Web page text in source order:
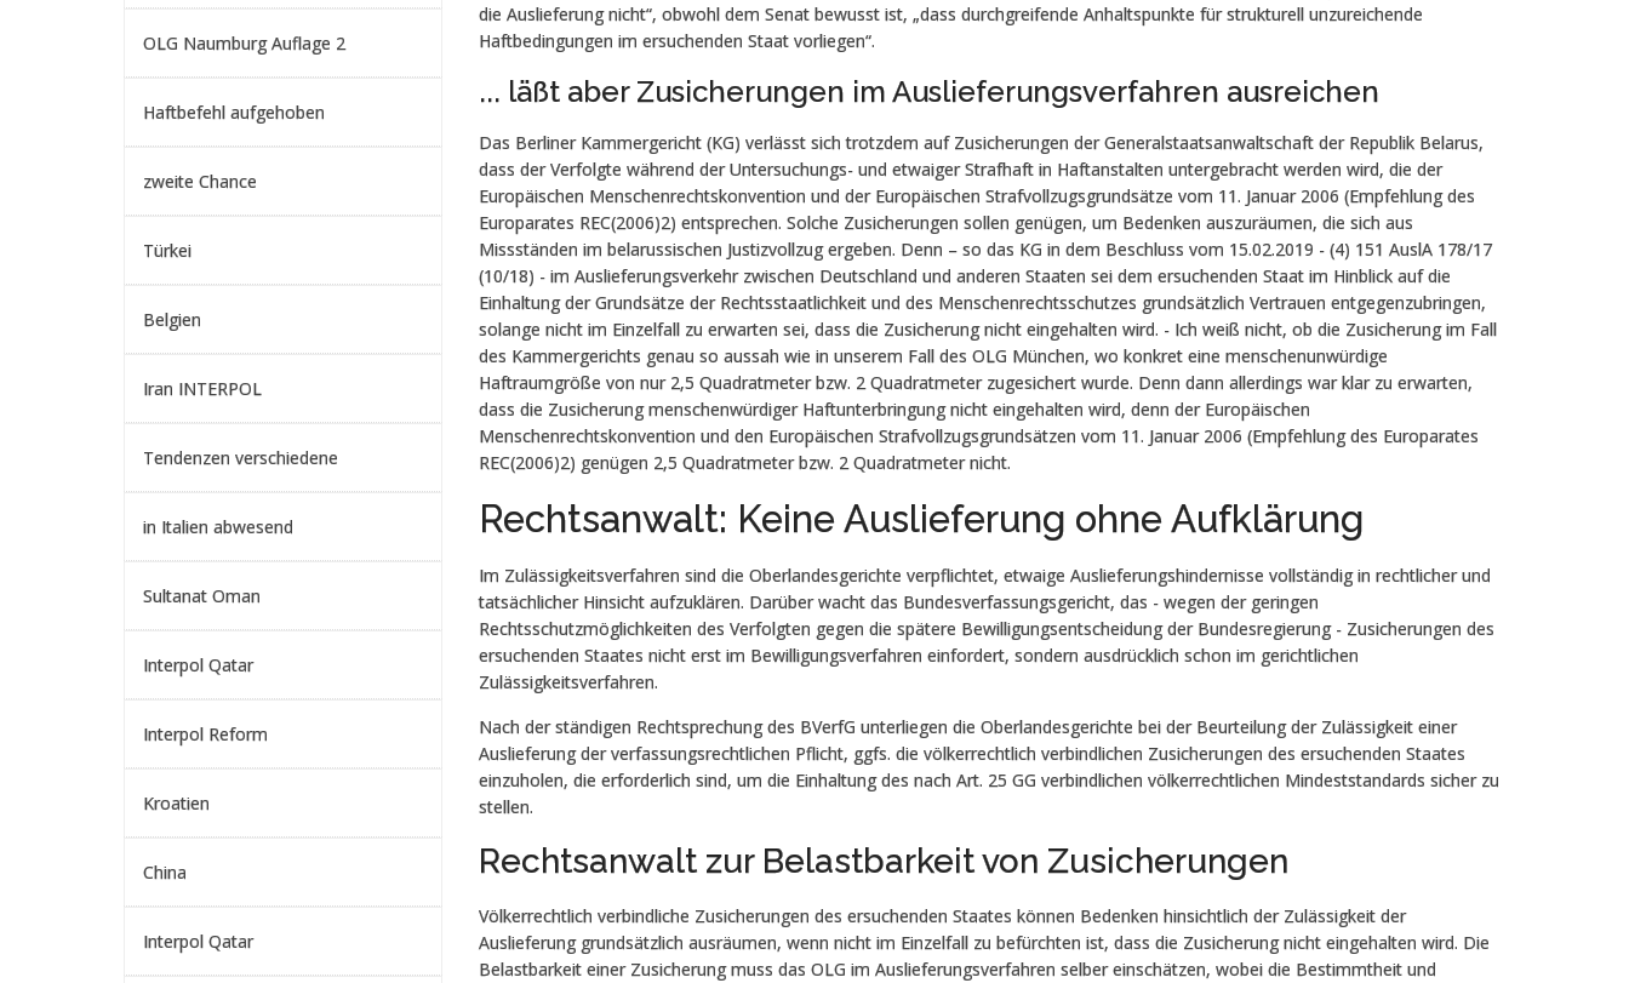
OLG Naumburg Auflage 2
Haftbefehl aufgehoben
zweite Chance
Türkei
Belgien
Iran INTERPOL
Tendenzen verschiedene
in Italien abwesend
Sultanat Oman
Interpol Qatar
Interpol Reform
Kroatien
China
Interpol Qatar
die Auslieferung nicht“, obwohl dem Senat bewusst ist, „dass durchgreifende Anhaltspunkte für strukturell unzureichende
Haftbedingungen im ersuchenden Staat vorliegen“.
... läßt aber Zusicherungen im Auslieferungsverfahren ausreichen
Das Berliner Kammergericht (KG) verlässt sich trotzdem auf Zusicherungen der Generalstaatsanwaltschaft der Republik Belarus,
dass der Verfolgte während der Untersuchungs- und etwaiger Strafhaft in Haftanstalten untergebracht werden wird, die der
Europäischen Menschenrechtskonvention und der Europäischen Strafvollzugsgrundsätze vom 11. Januar 2006 (Empfehlung des
Europarates REC(2006)2) entsprechen. Solche Zusicherungen sollen genügen, um Bedenken auszuräumen, die sich aus
Missständen im belarussischen Justizvollzug ergeben. Denn – so das KG in dem Beschluss vom 15.02.2019 - (4) 151 AuslA 178/17
(10/18) - im Auslieferungsverkehr zwischen Deutschland und anderen Staaten sei dem ersuchenden Staat im Hinblick auf die
Einhaltung der Grundsätze der Rechtsstaatlichkeit und des Menschenrechtsschutzes grundsätzlich Vertrauen entgegenzubringen,
solange nicht im Einzelfall zu erwarten sei, dass die Zusicherung nicht eingehalten wird. - Ich weiß nicht, ob die Zusicherung im Fall
des Kammergerichts genau so aussah wie in unserem Fall des OLG München, wo konkret eine menschenunwürdige
Haftraumgröße von nur 2,5 Quadratmeter bzw. 2 Quadratmeter zugesichert wurde. Denn dann allerdings war klar zu erwarten,
dass die Zusicherung menschenwürdiger Haftunterbringung nicht eingehalten wird, denn der Europäischen
Menschenrechtskonvention und den Europäischen Strafvollzugsgrundsätzen vom 11. Januar 2006 (Empfehlung des Europarates
REC(2006)2) genügen 2,5 Quadratmeter bzw. 2 Quadratmeter nicht.
Rechtsanwalt: Keine Auslieferung ohne Aufklärung
Im Zulässigkeitsverfahren sind die Oberlandesgerichte verpflichtet, etwaige Auslieferungshindernisse vollständig in rechtlicher und
tatsächlicher Hinsicht aufzuklären. Darüber wacht das Bundesverfassungsgericht, das - wegen der geringen
Rechtsschutzmöglichkeiten des Verfolgten gegen die spätere Bewilligungsentscheidung der Bundesregierung - Zusicherungen des
ersuchenden Staates nicht erst im Bewilligungsverfahren einfordert, sondern ausdrücklich schon im gerichtlichen
Zulässigkeitsverfahren.
Nach der ständigen Rechtsprechung des BVerfG unterliegen die Oberlandesgerichte bei der Beurteilung der Zulässigkeit einer
Auslieferung der verfassungsrechtlichen Pflicht, ggfs. die völkerrechtlich verbindlichen Zusicherungen des ersuchenden Staates
einzuholen, die erforderlich sind, um die Einhaltung des nach Art. 25 GG verbindlichen völkerrechtlichen Mindeststandards sicher zu
stellen.
Rechtsanwalt zur Belastbarkeit von Zusicherungen
Völkerrechtlich verbindliche Zusicherungen des ersuchenden Staates können Bedenken hinsichtlich der Zulässigkeit der
Auslieferung grundsätzlich ausräumen, wenn nicht im Einzelfall zu befürchten ist, dass die Zusicherung nicht eingehalten wird. Die
Belastbarkeit einer Zusicherung muss das OLG im Auslieferungsverfahren selber einschätzen, wobei die Bestimmtheit und